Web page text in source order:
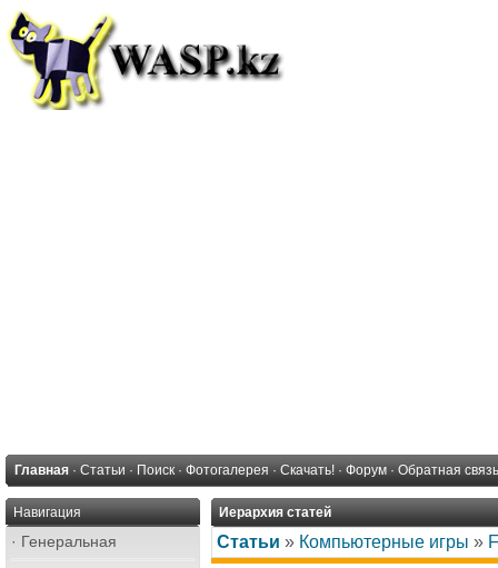
Главная · Статьи · Поиск · Фотогалерея · Скачать! · Форум · Обратная связь
Навигация
· Генеральная
Иерархия статей
Статьи » Компьютерные игры »